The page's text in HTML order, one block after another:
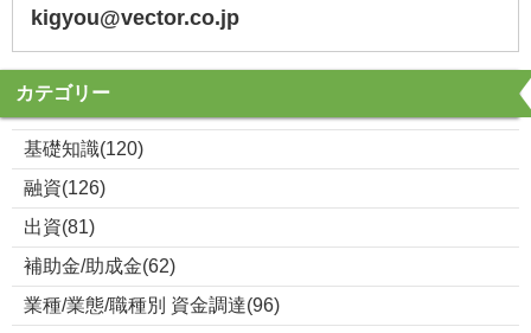
kigyou@vector.co.jp
カテゴリー
基礎知識(120)
融資(126)
出資(81)
補助金/助成金(62)
業種/業態/職種別 資金調達(96)